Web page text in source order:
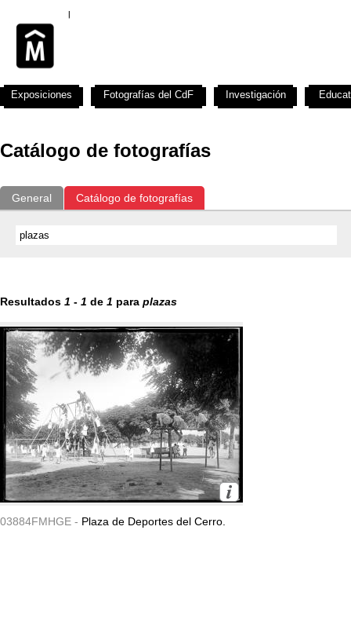
Catálogo de fotografías
General Catálogo de fotografías
Resultados 1 - 1 de 1 para plazas
03884FMHGE - Plaza de Deportes del Cerro.
Exposiciones Fotografías del CdF Investigación